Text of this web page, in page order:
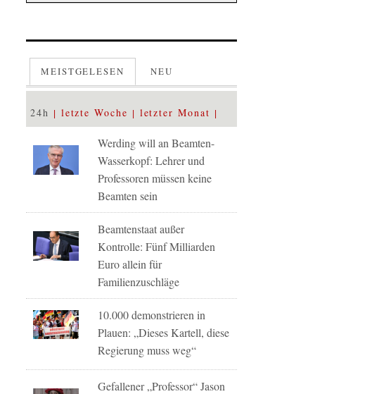
MEISTGELESEN NEU
24h letzte Woche letzter Monat
Werding will an Beamten-
Wasserkopf: Lehrer und
Professoren müssen keine
Beamten sein
Beamtenstaat außer
Kontrolle: Fünf Milliarden
Euro allein für
Familienzuschläge
10.000 demonstrieren in
Plauen: „Dieses Kartell, diese
Regierung muss weg“
Gefallener „Professor“ Jason